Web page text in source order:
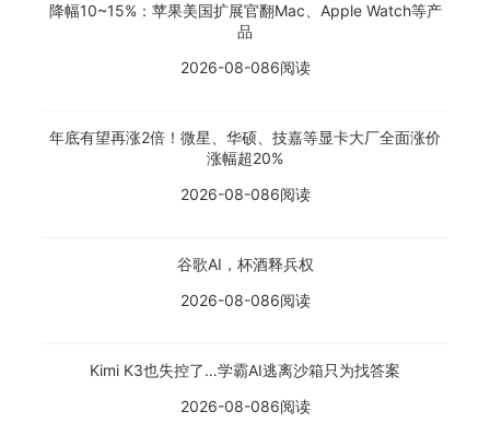
降幅10~15%：苹果美国扩展官翻Mac、Apple Watch等产
品
2026-08-086阅读
年底有望再涨2倍！微星、华硕、技嘉等显卡大厂全面涨价
涨幅超20%
2026-08-086阅读
谷歌AI，杯酒释兵权
2026-08-086阅读
Kimi K3也失控了…学霸AI逃离沙箱只为找答案
2026-08-086阅读